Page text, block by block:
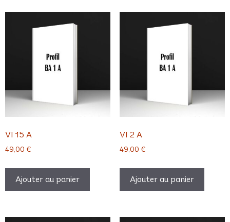
VI 15 A
49,00 €
Ajouter au panier
VI 2 A
49,00 €
Ajouter au panier